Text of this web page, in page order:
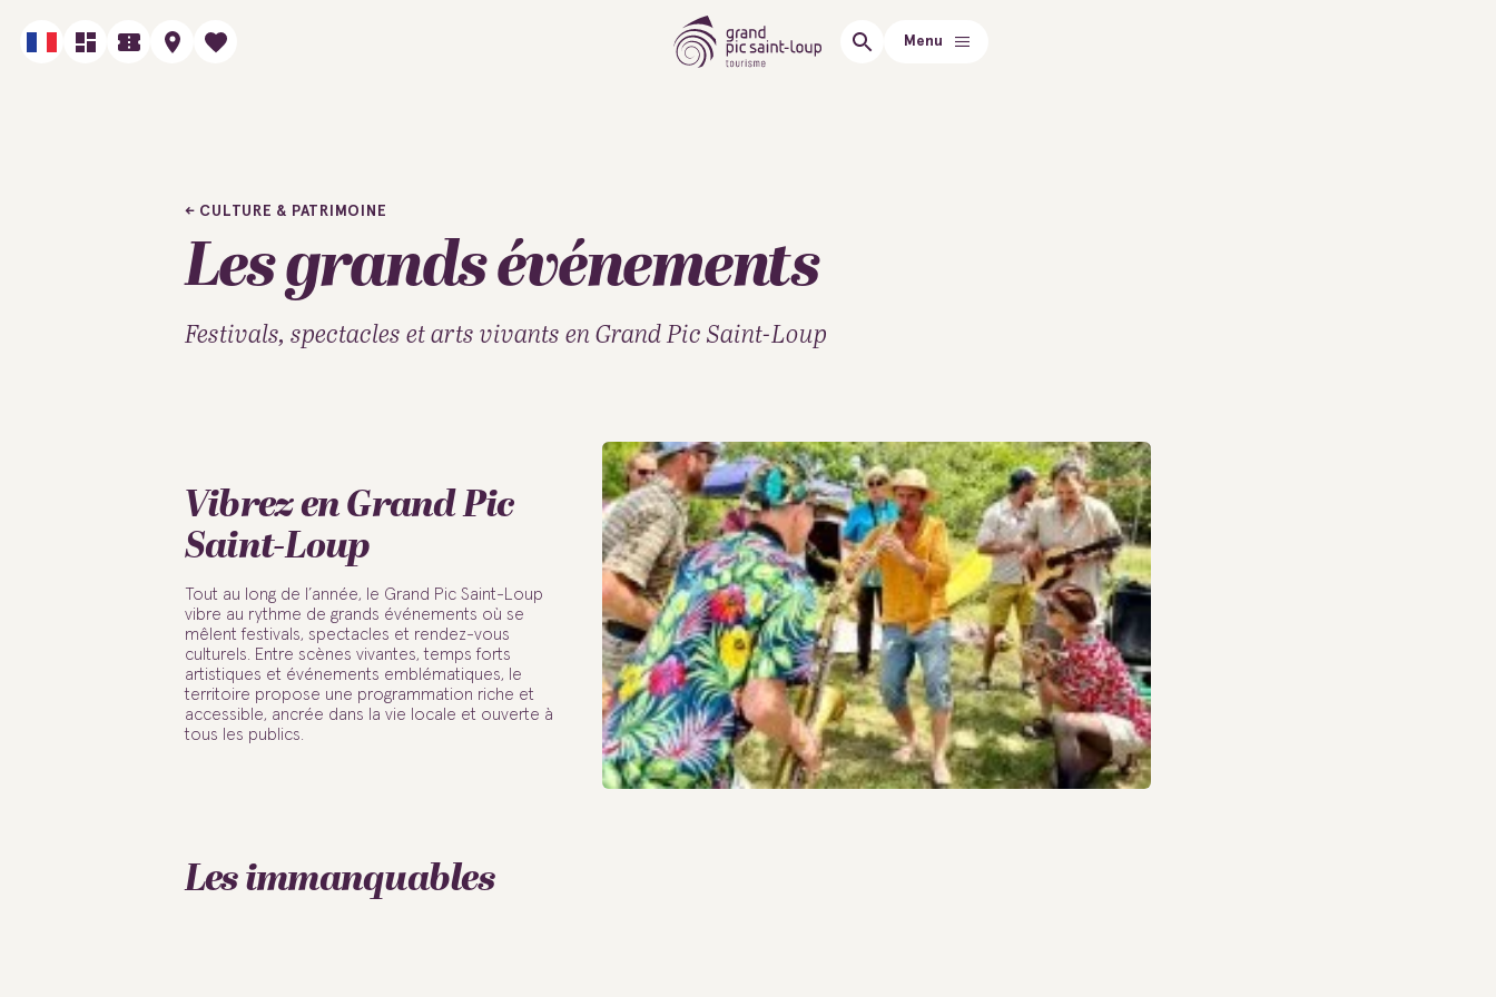
Menu
CULTURE & PATRIMOINE
Les grands événements
Festivals, spectacles et arts vivants en Grand Pic Saint-Loup
Vibrez en Grand Pic
Saint-Loup
Tout au long de l’année, le Grand Pic Saint-Loup
vibre au rythme de grands événements où se
mêlent festivals, spectacles et rendez-vous
culturels. Entre scènes vivantes, temps forts
artistiques et événements emblématiques, le
territoire propose une programmation riche et
accessible, ancrée dans la vie locale et ouverte à
tous les publics.
Les immanquables